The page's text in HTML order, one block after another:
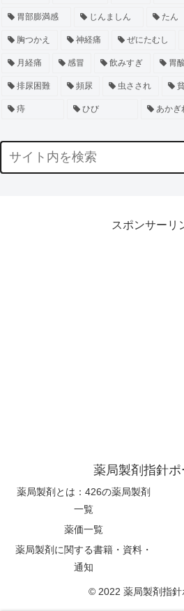
胃部膨満感 じんましん たん
胸つかえ 神経痛 ぜにたむし
月経痛 感冒 飲みすぎ 胃
排尿困難 頻尿 虫さされ
痔 ひび あかぎ
スポンサーリ
薬局製剤指針
薬局製剤とは：426の薬局製剤
一覧
薬価一覧
薬局製剤に関する書籍・資料・
通知
© 2022 薬局製剤指針